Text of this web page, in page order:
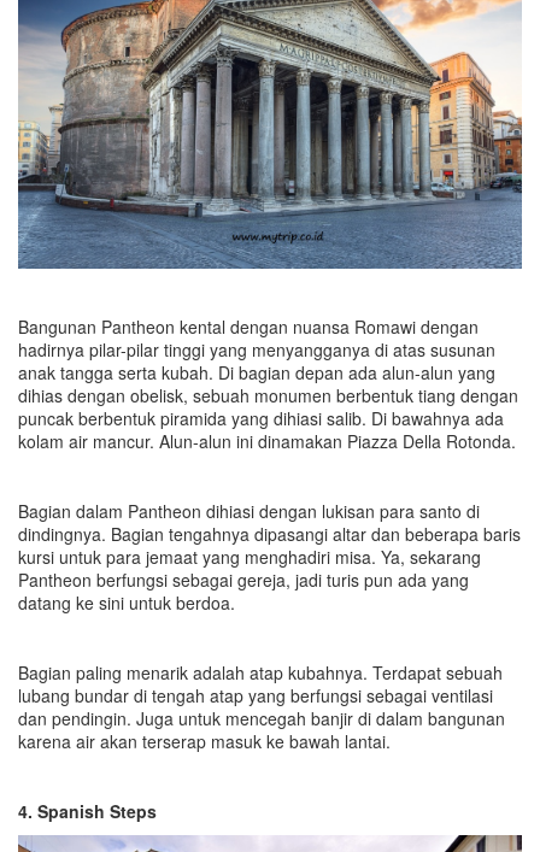
Bangunan Pantheon kental dengan nuansa Romawi dengan
hadirnya pilar-pilar tinggi yang menyangganya di atas susunan
anak tangga serta kubah. Di bagian depan ada alun-alun yang
dihias dengan obelisk, sebuah monumen berbentuk tiang dengan
puncak berbentuk piramida yang dihiasi salib. Di bawahnya ada
kolam air mancur. Alun-alun ini dinamakan Piazza Della Rotonda.
Bagian dalam Pantheon dihiasi dengan lukisan para santo di
dindingnya. Bagian tengahnya dipasangi altar dan beberapa baris
kursi untuk para jemaat yang menghadiri misa. Ya, sekarang
Pantheon berfungsi sebagai gereja, jadi turis pun ada yang
datang ke sini untuk berdoa.
Bagian paling menarik adalah atap kubahnya. Terdapat sebuah
lubang bundar di tengah atap yang berfungsi sebagai ventilasi
dan pendingin. Juga untuk mencegah banjir di dalam bangunan
karena air akan terserap masuk ke bawah lantai.
4. Spanish Steps